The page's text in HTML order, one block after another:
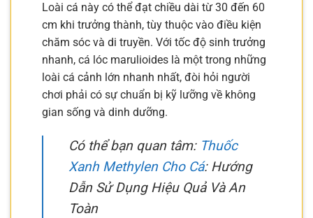
Loài cá này có thể đạt chiều dài từ 30 đến 60
cm khi trưởng thành, tùy thuộc vào điều kiện
chăm sóc và di truyền. Với tốc độ sinh trưởng
nhanh, cá lóc marulioides là một trong những
loài cá cảnh lớn nhanh nhất, đòi hỏi người
chơi phải có sự chuẩn bị kỹ lưỡng về không
gian sống và dinh dưỡng.
Có thể bạn quan tâm: Thuốc
Xanh Methylen Cho Cá: Hướng
Dẫn Sử Dụng Hiệu Quả Và An
Toàn